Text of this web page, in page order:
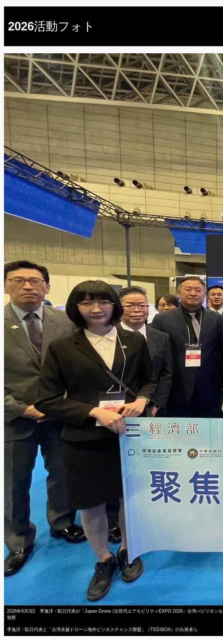
2026活動フォト
2026年6月3日 李逸洋・駐日代表が「Japan Drone /次世代エアモビリティEXPO 2026」台湾パビリオンを
視察
李逸洋・駐日代表と「台湾卓越ドローン海外ビジネスチャンス聯盟」（TEDIBOA）の出展者ら